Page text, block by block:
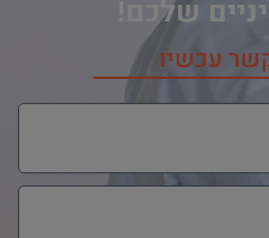
שלכם!
עכשיו